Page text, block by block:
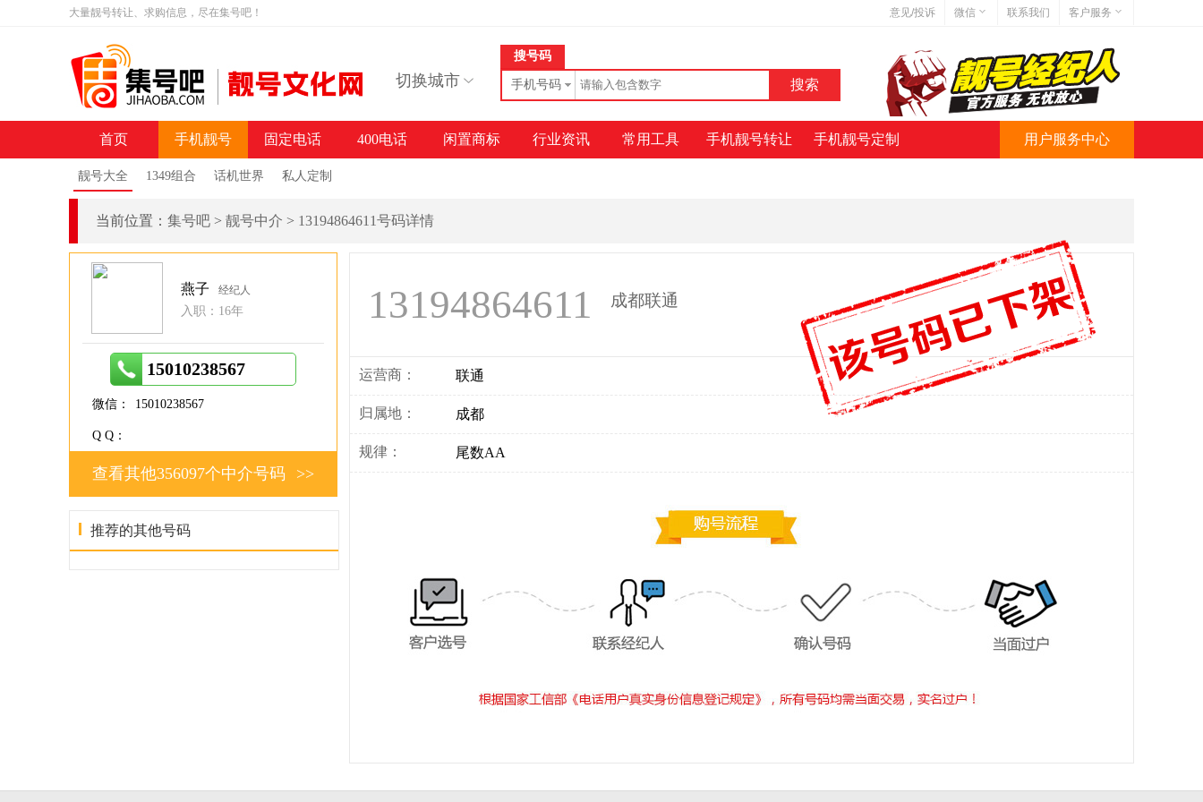
大量靓号转让、求购信息，尽在集号吧！ 意见/投诉 微信
微信号:jihaoba999
联系我们
客户服务
网站地图
网站简介
切换城市
搜号码
手机号码
首页 手机靓号
靓号大全 1349组合 话机世界 私人定制
固定电话 400电话 闲置商标 行业资讯 常用工具 手机靓号转让 手机靓号定制 用户服务中心
当前位置： 集号吧 > 靓号中介 > 13194864611号码详情
13194864611 成都联通
运营商： 联通
归属地： 成都
规律： 尾数AA
燕子 经纪人
入职：16年
15010238567
微信： 15010238567
Q Q：
>>
查看其他356097个中介号码
推荐的其他号码